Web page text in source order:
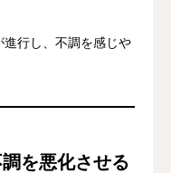
行し、不調を感じや
を悪化させる